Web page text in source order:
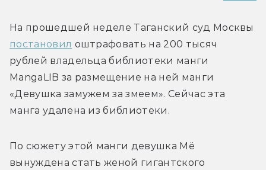
постановил оштрафовать на 200 тысяч
рублей
MangaLIB за размещение на ней манги
«Девушка замужем за змеем». Сейчас эта
манга удалена из библиотеки.
По сюжету этой манги девушка Мё
вынуждена стать женой гигантского